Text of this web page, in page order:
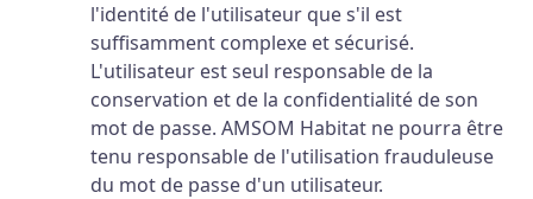
l'identité de l'utilisateur que s'il est
suffisamment complexe et sécurisé.
L'utilisateur est seul responsable de la
conservation et de la confidentialité de son
mot de passe. AMSOM Habitat ne pourra être
tenu responsable de l'utilisation frauduleuse
du mot de passe d'un utilisateur.